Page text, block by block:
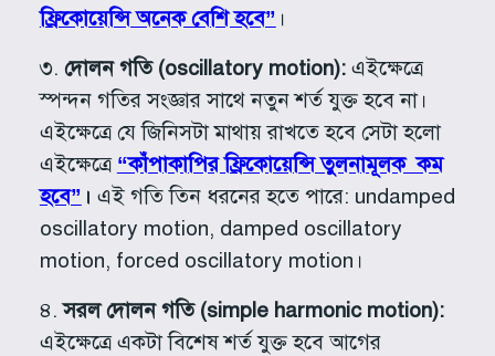
ফ্রিকোয়েন্সি অনেক বেশি হবে” ।
৩. দোলন গতি (oscillatory motion):এইক্ষেত্রে
স্পন্দন গতির সংজ্ঞার সাথে নতুন শর্ত যুক্ত হবে না।
এইক্ষেত্রে যে জিনিসটা মাথায় রাখতে হবে সেটা হলো
এইক্ষেত্রে “কাঁপাকাপির ফ্রিকোয়েন্সি তুলনামূলক কম
হবে” । এই গতি তিন ধরনের হতে পারে: undamped
oscillatory motion, damped oscillatory
motion, forced oscillatory motion।
৪.সরল দোলন গতি (simple harmonic motion):
এইক্ষেত্রে একটা বিশেষ শর্ত যুক্ত হবে আগের